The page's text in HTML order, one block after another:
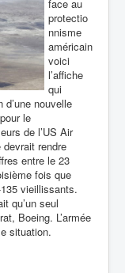
face au
protectio
nnisme
américain
voici
l’affiche
qui
nouvelle
le
de l’US Air
devrait rendre
entre le 23
fois que
vieillissants.
qu’un seul
Boeing. L’armée
situation.